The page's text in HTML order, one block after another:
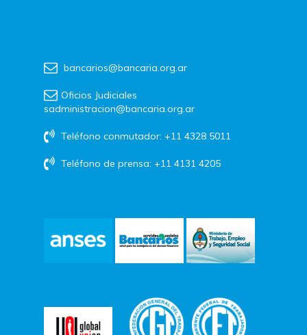
bancarios@bancaria.org.ar
Oficios Judiciales
sadministracion@bancaria.org.ar
Teléfono conmutador: +11 4328 5011
Teléfono de prensa: +11 4131 4205